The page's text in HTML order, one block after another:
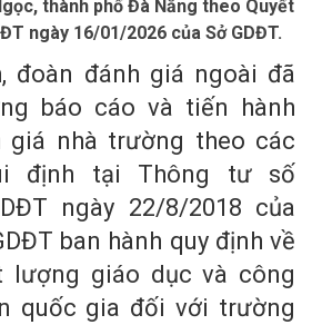
thành phố Đà Nẵng theo Quyết
ngày 16/01/2026 của Sở GDĐT.
đoàn đánh giá ngoài đã
báo cáo và tiến hành
giá nhà trường theo các
định tại Thông tư số
ngày 22/8/2018 của
ban hành quy định về
lượng giáo dục và công
quốc gia đối với trường